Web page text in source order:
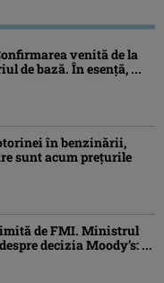
venită de la
de bază. În esenţă, ...
în benzinării,
sunt acum prețurile
de FMI. Ministrul
decizia Moody’s: ...